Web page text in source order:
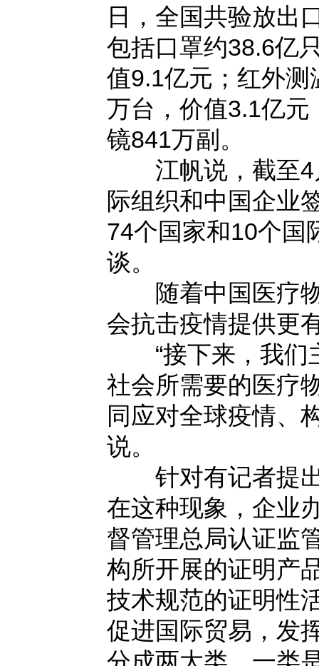
日，全国共验放出
包括口罩约38.6亿
值9.1亿元；红外
万台，价值3.1亿
镜841万副。
江帆说，截至4
际组织和中国企业
74个国家和10个国
谈。
随着中国医疗物
会抗击疫情提供更
“接下来，我们
社会所需要的医疗
同应对全球疫情、
说。
针对有记者提出
在这种现象，企业
督管理总局认证监
构所开展的证明产
技术规范的证明性
促进国际贸易，发